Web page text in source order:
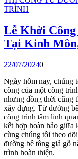
TRÌNH
Lễ Khởi
Tại Kinh
22/07/20240
Ngày hôm nay, chúng
công của một công
nhưng đồng thời cũng
xây dựng. Từ đường
công trình tâm linh
kết hợp hoàn hảo giữa
cùng chúng tôi theo
đường bê tông giả gỗ
trình hoàn thiện.